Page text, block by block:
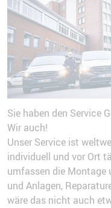
Sie haben den Service
Wir auch!
Unser Service ist
individuell und vor Ort
umfassen die Montage
und Anlagen,
wäre das nicht auch